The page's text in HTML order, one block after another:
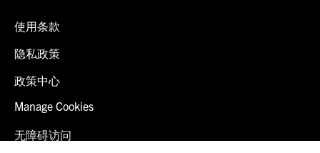
使用条款
隐私政策
政策中心
Manage Cookies
无障碍访问